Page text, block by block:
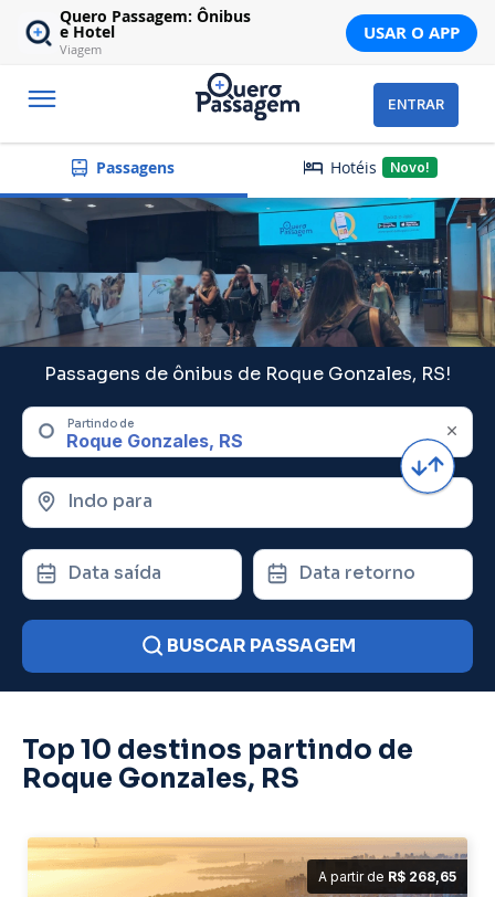
Quero Passagem: Ônibus
e Hotel
Viagem
USAR O APP
ENTRAR
Passagens Hotéis Novo!
Passagens de ônibus de Roque Gonzales, RS!
Partindo de
Indo para
Data saída Data retorno
BUSCAR PASSAGEM
Top 10 destinos partindo de
Roque Gonzales, RS
A partir de R$ 268,65